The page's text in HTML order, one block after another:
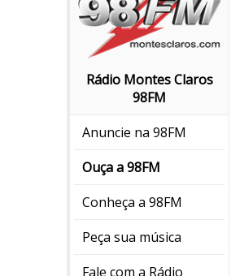
Rádio Montes Claros
98FM
Anuncie na 98FM
Ouça a 98FM
Conheça a 98FM
Peça sua música
Fale com a Rádio